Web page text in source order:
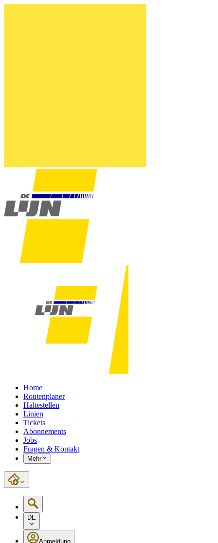
Home
Routenplaner
Haltestellen
Linien
Tickets
Abonnements
Jobs
Fragen & Kontakt
Mehr
DE
Anmeldung